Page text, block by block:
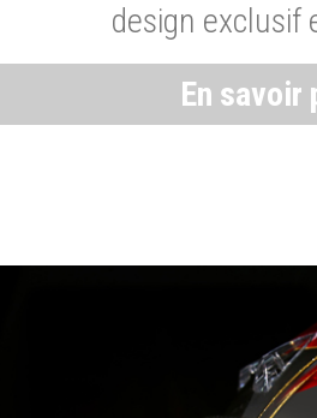
design exclusif
En savoir